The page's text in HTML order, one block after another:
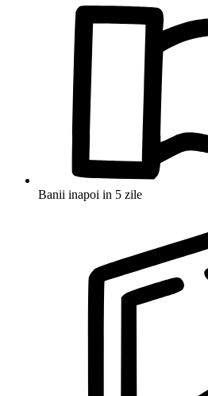
Banii inapoi in 5 zile